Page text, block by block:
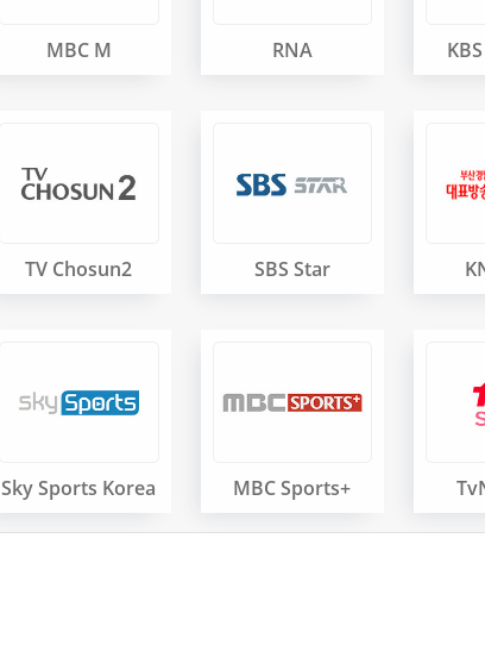
MBC M RNA
TV Chosun2 SBS Star
Sky Sports Korea MBC Sports+